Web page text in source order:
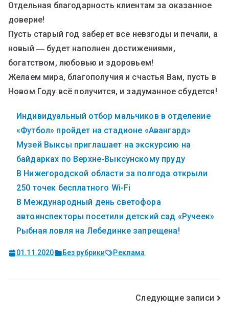
Отдельная благодарность клиентам за оказанное
доверие!
Пусть старый год заберет все невзгоды и печали, а
новый ― будет наполнен достижениями,
богатством, любовью и здоровьем!
Желаем мира, благополучия и счастья Вам, пусть в
Новом Году всё получится, и задуманное сбудется!
Индивидуальный отбор мальчиков в отделение
«Футбол» пройдет на стадионе «Авангард»
Музей Выксы приглашает на экскурсию на
байдарках по Верхне-Выксунскому пруду
В Нижегородской области за полгода открыли
250 точек бесплатного Wi-Fi
В Международный день светофора
автоинспекторы посетили детский сад «Ручеек»
Рыбная ловля на Лебединке запрещена!
01.11.2020 Без рубрики Реклама
Следующие записи